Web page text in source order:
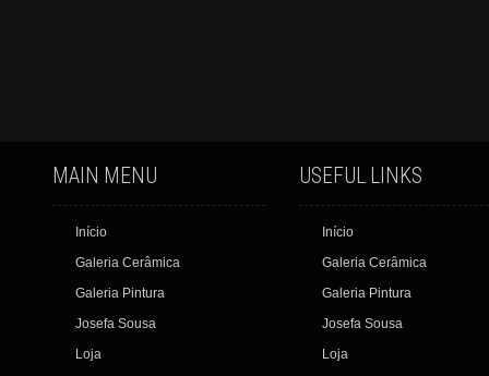
MAIN MENU
Início
Galeria Cerâmica
Galeria Pintura
Josefa Sousa
Loja
USEFUL LINKS
Início
Galeria Cerâmica
Galeria Pintura
Josefa Sousa
Loja